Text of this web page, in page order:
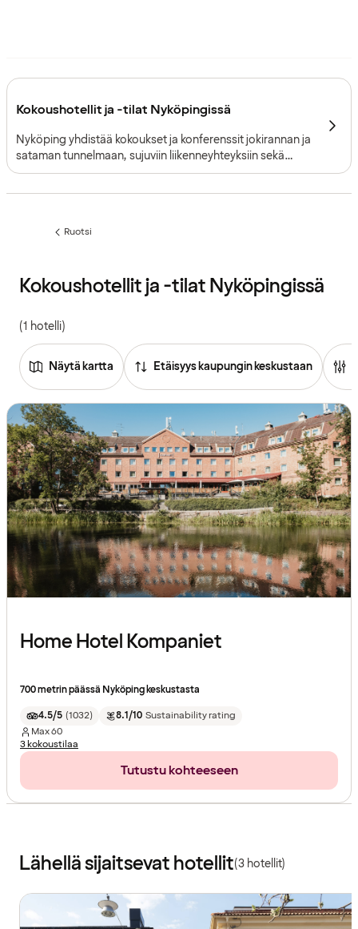
Kokoushotellit ja -tilat Nyköpingissä
Nyköping yhdistää kokoukset ja konferenssit jokirannan ja
sataman tunnelmaan, sujuviin liikenneyhteyksiin sekä
levolliseen ympäristöön Tukholman eteläpuolella.
Edellinen
Ruotsi
Kokoushotellit ja -tilat Nyköpingissä
(1 hotelli)
Näytä kartta Etäisyys kaupungin keskustaan
Home Hotel Kompaniet
700 metrin päässä Nyköping keskustasta
4.5/5 (1032) 8.1/10 Sustainability rating
Max60
3 kokoustilaa
Tutustu kohteeseen
Lähellä sijaitsevat hotellit(3 hotellit)